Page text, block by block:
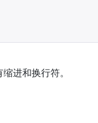
进和换行符。